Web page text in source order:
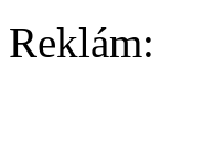
Reklám: